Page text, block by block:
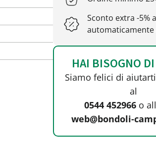
Sconto extra -5%
automaticamente
HAI BISOGNO
Siamo felici di
al
0544 452966 o
web@bondoli-